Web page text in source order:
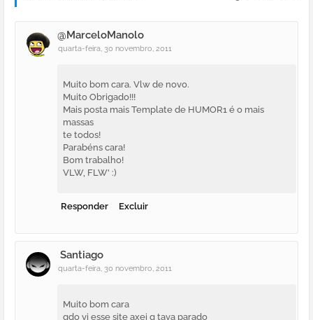
@MarceloManolo
quarta-feira, 30 novembro, 2011
Muito bom cara. Vlw de novo.
Muito Obrigado!!!
Mais posta mais Template de HUMOR1 é o mais
massas
te todos!
Parabéns cara!
Bom trabalho!
VLW, FLW' :)
Responder Excluir
Santiago
quarta-feira, 30 novembro, 2011
Muito bom cara
qdo vi esse site axei q tava parado